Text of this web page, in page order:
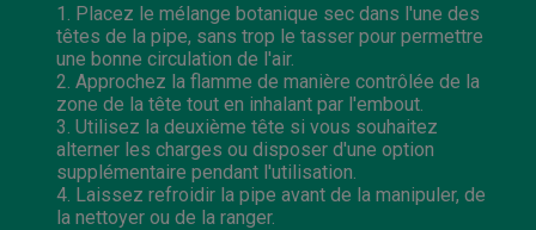
Placez le mélange botanique sec dans l'une des
têtes de la pipe, sans trop le tasser pour permettre
une bonne circulation de l'air.
Approchez la flamme de manière contrôlée de la
zone de la tête tout en inhalant par l'embout.
Utilisez la deuxième tête si vous souhaitez
alterner les charges ou disposer d'une option
supplémentaire pendant l'utilisation.
Laissez refroidir la pipe avant de la manipuler, de
la nettoyer ou de la ranger.